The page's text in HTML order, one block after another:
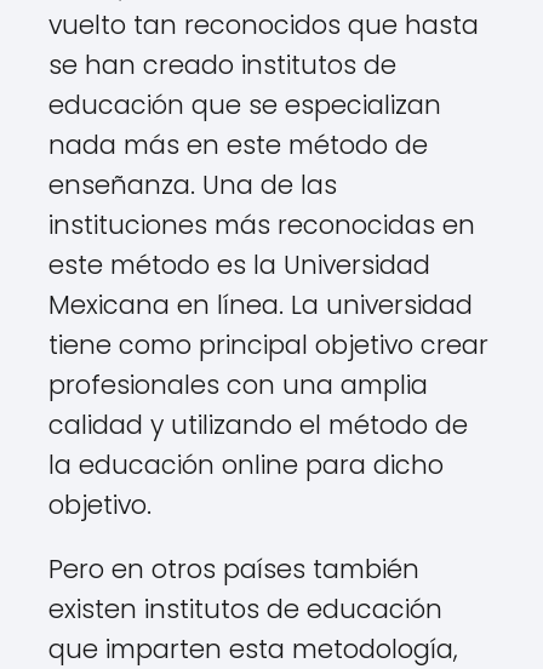
vuelto tan reconocidos que hasta
se han creado institutos de
educación que se especializan
nada más en este método de
enseñanza. Una de las
instituciones más reconocidas en
este método es la Universidad
Mexicana en línea. La universidad
tiene como principal objetivo crear
profesionales con una amplia
calidad y utilizando el método de
la educación online para dicho
objetivo.
Pero en otros países también
existen institutos de educación
que imparten esta metodología,